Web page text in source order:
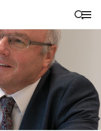
Suche schließen
erhalten